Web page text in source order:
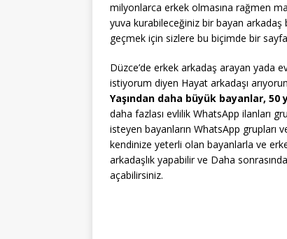
milyonlarca erkek olmasına rağmen
yuva kurabileceğiniz bir bayan
geçmek için sizlere bu biçimde bir
Düzce’de erkek arkadaş arayan yada
istiyorum diyen Hayat arkadaşı
Yaşından daha büyük bayanlar,
daha fazlası evlilik WhatsApp ilanları
isteyen bayanların WhatsApp
kendinize yeterli olan bayanlarla ve
arkadaşlık yapabilir ve Daha
açabilirsiniz.